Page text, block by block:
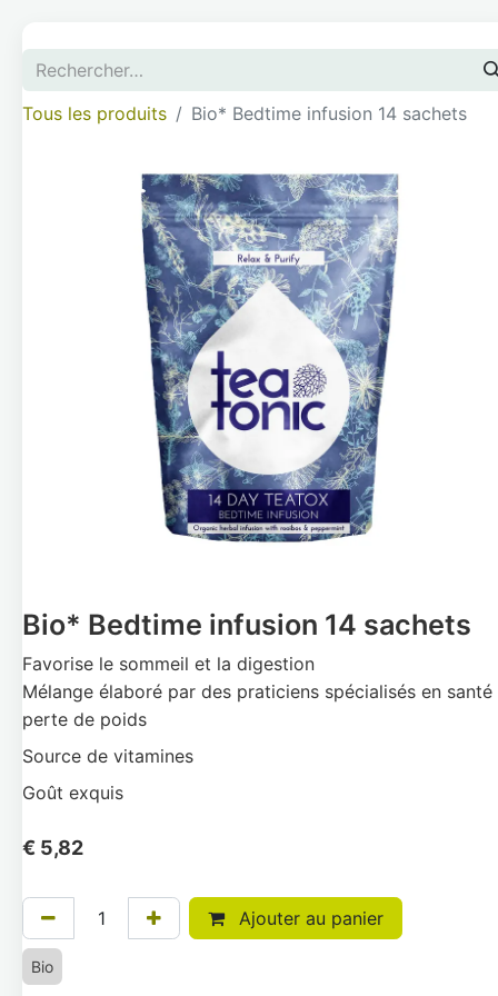
Tous les produits Bio* Bedtime infusion 14 sachets
Bio* Bedtime infusion 14 sachets
Favorise le sommeil et la digestion
Mélange élaboré par des praticiens spécialisés en santé
perte de poids
Source de vitamines
Goût exquis
€ 5,82
Ajouter au panier
Bio